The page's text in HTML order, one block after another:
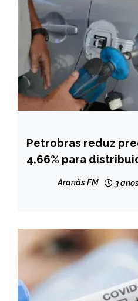
BRASIL
CAPELINHA
Petrobras reduz
4,66% para
Aranãs FM 3